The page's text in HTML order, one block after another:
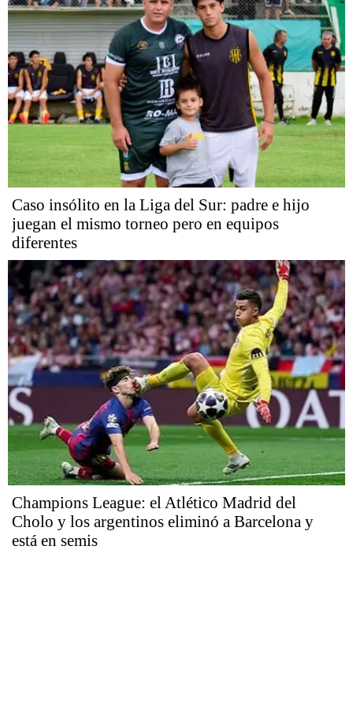
Caso insólito en la Liga del Sur: padre e hijo
juegan el mismo torneo pero en equipos
diferentes
Champions League: el Atlético Madrid del
Cholo y los argentinos eliminó a Barcelona y
está en semis